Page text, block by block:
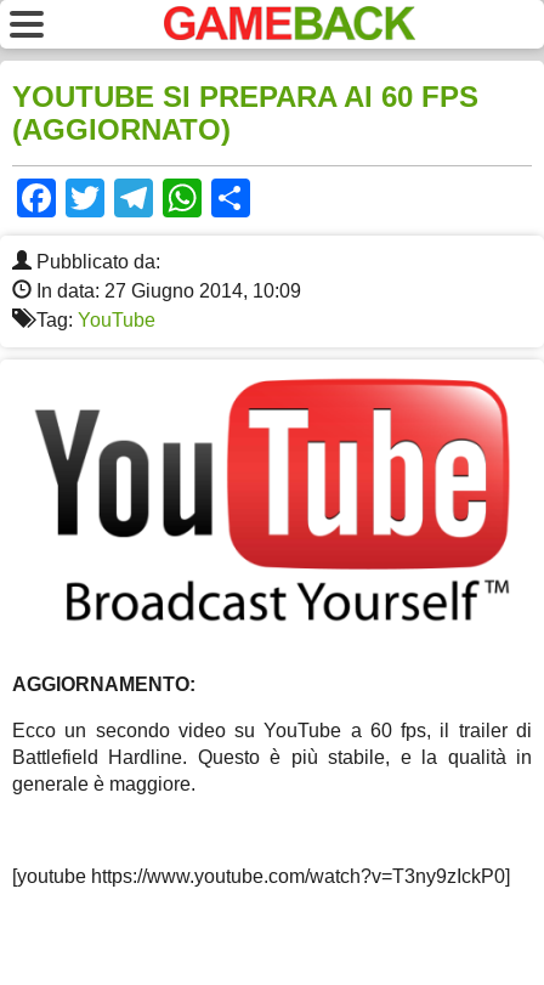
YOUTUBE SI PREPARA AI 60 FPS
(AGGIORNATO)
Facebook
TwitterTelegram
WhatsApp
Pubblicato da:
In data: 27 Giugno 2014, 10:09
Tag: YouTube
AGGIORNAMENTO:
Ecco un secondo video su YouTube a 60 fps, il trailer di
Battlefield Hardline. Questo è più stabile, e la qualità in
generale è maggiore.
[youtube https://www.youtube.com/watch?v=T3ny9zIckP0]